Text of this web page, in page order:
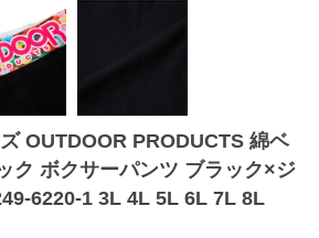
OUTDOOR PRODUCTS 綿ベ
ク ボクサーパンツ ブラック×ジ
6220-1 3L 4L 5L 6L 7L 8L